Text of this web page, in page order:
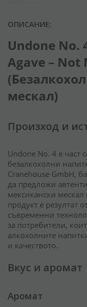
ОПИСАНИЕ:
Undone No.
Agave – Not
мескал)
Произход и
Undone No. 4 е част
безалкохолни
Cranehouse GmbH,
да предложи
мексикански
продукт е резултат
съвременни
за потребители,
алкохолните
и качеството.
Вкус и аромат
Аромат